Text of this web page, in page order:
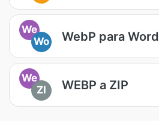
We
Wo
WebP para Word
We
ZI
WEBP a ZIP